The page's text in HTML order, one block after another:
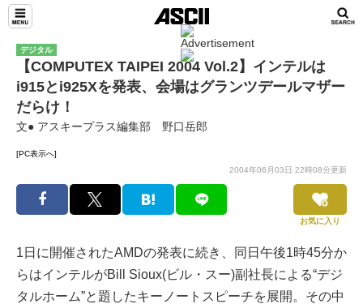
デジタル
【COMPUTEX TAIPEI 2004 Vol.2】インテルは
i915とi925Xを発表、会場はグランツデールマザー
だらけ！
文● アスキープラス編集部 野口岳郎
[PC表示へ]
2004年06月03日 22時08分更新
お気に入り
1日に開催されたAMDの発表に続き、同日午後1時45分か
らはインテルがBill Sioux(ビル・スー)副社長による“デジ
タルホーム”と題したキーノートスピーチを展開。その中